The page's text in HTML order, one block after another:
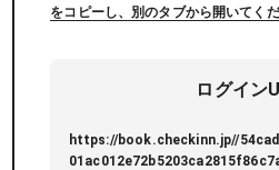
をコピーし、別のタブから開いてく
ログイン
https://book.checkinn.jp//